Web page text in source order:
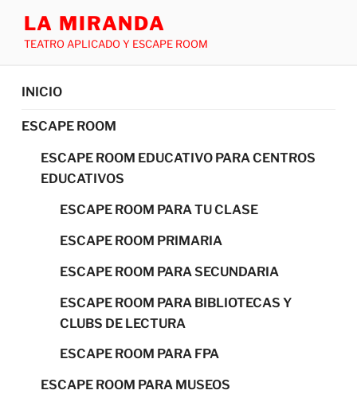
LA MIRANDA
TEATRO APLICADO Y ESCAPE ROOM
INICIO
ESCAPE ROOM
ESCAPE ROOM EDUCATIVO PARA CENTROS
EDUCATIVOS
ESCAPE ROOM PARA TU CLASE
ESCAPE ROOM PRIMARIA
ESCAPE ROOM PARA SECUNDARIA
ESCAPE ROOM PARA BIBLIOTECAS Y
CLUBS DE LECTURA
ESCAPE ROOM PARA FPA
ESCAPE ROOM PARA MUSEOS